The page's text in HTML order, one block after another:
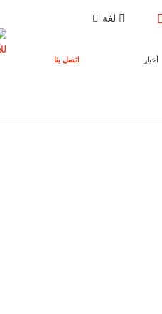
أخبار اتصل بنا
لغة